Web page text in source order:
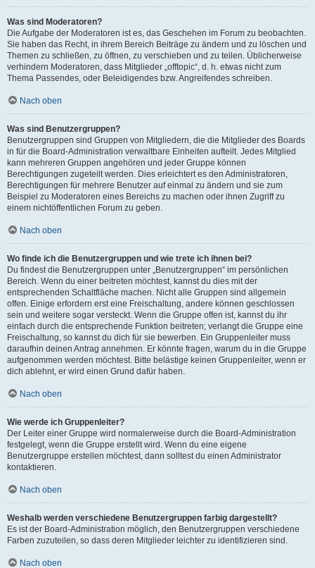
Was sind Moderatoren?
Die Aufgabe der Moderatoren ist es, das Geschehen im Forum zu beobachten.
Sie haben das Recht, in ihrem Bereich Beiträge zu ändern und zu löschen und
Themen zu schließen, zu öffnen, zu verschieben und zu teilen. Üblicherweise
verhindern Moderatoren, dass Mitglieder „offtopic“, d. h. etwas nicht zum
Thema Passendes, oder Beleidigendes bzw. Angreifendes schreiben.
Nach oben
Was sind Benutzergruppen?
Benutzergruppen sind Gruppen von Mitgliedern, die die Mitglieder des Boards
in für die Board-Administration verwaltbare Einheiten aufteilt. Jedes Mitglied
kann mehreren Gruppen angehören und jeder Gruppe können
Berechtigungen zugeteilt werden. Dies erleichtert es den Administratoren,
Berechtigungen für mehrere Benutzer auf einmal zu ändern und sie zum
Beispiel zu Moderatoren eines Bereichs zu machen oder ihnen Zugriff zu
einem nichtöffentlichen Forum zu geben.
Nach oben
Wo finde ich die Benutzergruppen und wie trete ich ihnen bei?
Du findest die Benutzergruppen unter „Benutzergruppen“ im persönlichen
Bereich. Wenn du einer beitreten möchtest, kannst du dies mit der
entsprechenden Schaltfläche machen. Nicht alle Gruppen sind allgemein
offen. Einige erfordern erst eine Freischaltung, andere können geschlossen
sein und weitere sogar versteckt. Wenn die Gruppe offen ist, kannst du ihr
einfach durch die entsprechende Funktion beitreten; verlangt die Gruppe eine
Freischaltung, so kannst du dich für sie bewerben. Ein Gruppenleiter muss
daraufhin deinen Antrag annehmen. Er könnte fragen, warum du in die Gruppe
aufgenommen werden möchtest. Bitte belästige keinen Gruppenleiter, wenn er
dich ablehnt, er wird einen Grund dafür haben.
Nach oben
Wie werde ich Gruppenleiter?
Der Leiter einer Gruppe wird normalerweise durch die Board-Administration
festgelegt, wenn die Gruppe erstellt wird. Wenn du eine eigene
Benutzergruppe erstellen möchtest, dann solltest du einen Administrator
kontaktieren.
Nach oben
Weshalb werden verschiedene Benutzergruppen farbig dargestellt?
Es ist der Board-Administration möglich, den Benutzergruppen verschiedene
Farben zuzuteilen, so dass deren Mitglieder leichter zu identifizieren sind.
Nach oben